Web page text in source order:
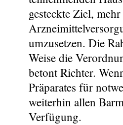
gesteckte Ziel,
umzusetzen. Die
Weise die
betont Richter.
Präparates für
weiterhin allen
Verfügung.